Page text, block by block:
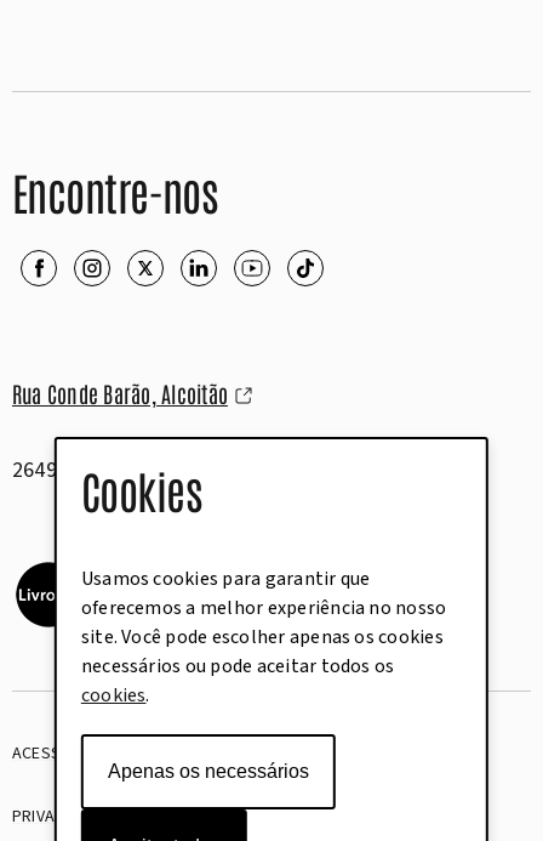
Cookies
Usamos cookies para garantir que
oferecemos a melhor experiência no nosso
site. Você pode escolher apenas os cookies
necessários ou pode aceitar todos os
cookies.
Apenas os necessários
Encontre-nos
Rua Conde Barão, Alcoitão
2649-506 Alcabideche
ACESSIBILIDADE
PRIVACIDADE COOKIES